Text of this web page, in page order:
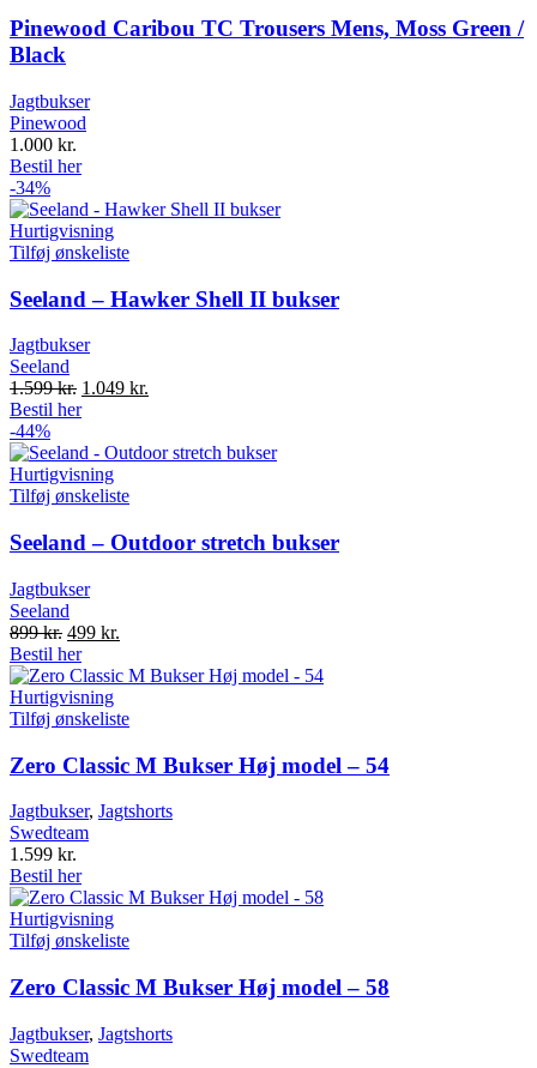
Pinewood Caribou TC Trousers Mens, Moss Green /
Black
Jagtbukser
Pinewood
1.000 kr.
Bestil her
-34%
Hurtigvisning
Tilføj ønskeliste
Seeland – Hawker Shell II bukser
Jagtbukser
Seeland
1.599kr. Original
price
1.599 kr..
1.049 kr.
1.049 kr..
Bestil her
-44%
Hurtigvisning
Tilføj ønskeliste
Seeland – Outdoor stretch bukser
Jagtbukser
Seeland
899kr. Original
price
was:
899 kr..
499 kr.
is:
Bestil her
Hurtigvisning
Tilføj ønskeliste
Zero Classic M Bukser Høj model – 54
Jagtbukser, Jagtshorts
Swedteam
1.599 kr.
Bestil her
Hurtigvisning
Tilføj ønskeliste
Zero Classic M Bukser Høj model – 58
Jagtbukser, Jagtshorts
Swedteam